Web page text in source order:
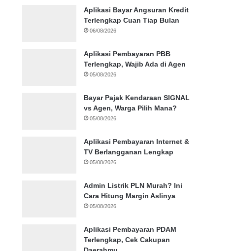
Aplikasi Bayar Angsuran Kredit
Terlengkap Cuan Tiap Bulan
06/08/2026
Aplikasi Pembayaran PBB
Terlengkap, Wajib Ada di Agen
05/08/2026
Bayar Pajak Kendaraan SIGNAL
vs Agen, Warga Pilih Mana?
05/08/2026
Aplikasi Pembayaran Internet &
TV Berlangganan Lengkap
05/08/2026
Admin Listrik PLN Murah? Ini
Cara Hitung Margin Aslinya
05/08/2026
Aplikasi Pembayaran PDAM
Terlengkap, Cek Cakupan